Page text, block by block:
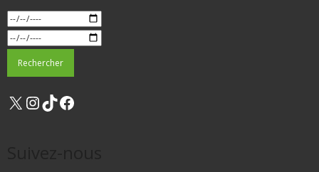
X Instagram
TikTok